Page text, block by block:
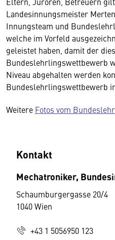
Landesinnungsmeister
Innungsteam und
welche im Vorfeld
geleistet haben, damit der
Bundeslehrlingswettbewerb
Niveau abgehalten werden
Bundeslehrlingswettbewerb
Weitere Fotos vom
Kontakt
Mechatroniker,
Schaumburgergasse 20/4
1040 Wien
+43 1 5056950 123